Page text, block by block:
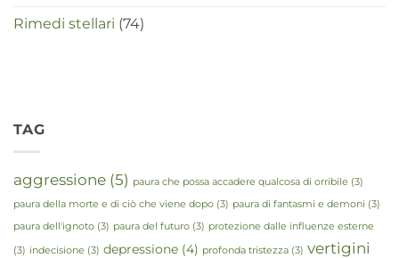
Rimedi stellari (74)
TAG
aggressione (5) paura che possa accadere qualcosa di orribile (3)
paura della morte e di ciò che viene dopo (3) paura di fantasmi e demoni (3)
paura dell'ignoto (3) paura del futuro (3) protezione dalle influenze esterne
(3) indecisione (3) depressione (4) profonda tristezza (3) vertigini